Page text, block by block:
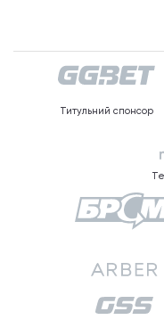
Титульний спонсор